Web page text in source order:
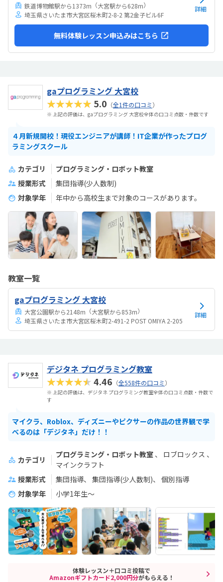
鉄道博物館駅から1373m （大宮駅から628m）
埼玉県さいたま市大宮区桜木町2-8-2 第2金子ビル6F
詳細
無料体験レッスン申込みはこちら
gaプログラミング 大宮校
★★★★★ 5.0 （全1件の口コミ）
※ 上記の評価は、gaプログラミング 大宮校全体の口コミ点数・件数です
４月新規開校！現役エンジニアが講師！IT企業が作ったプログ
ラミングスクール
カテゴリ
プログラミング・ロボット教室
授業形式
集団指導(少人数制)
対象学年
年中から高校生まで対象のコースがあります。
教室一覧
gaプログラミング 大宮校
大宮公園駅から2148m （大宮駅から853m）
埼玉県さいたま市大宮区桜木町2-491-2 POST OMIYA 2-205
詳細
デジタネ プログラミング教室
★★★★★4.46 （全558件の口コミ）
※ 上記の評価は、デジタネ プログラミング教室全体の口コミ点数・件数で
す
マイクラ、Roblox、ディズニーやピクサーの作品の世界観で学
べるのは「デジタネ」だけ！！
カテゴリ
プログラミング・ロボット教室
ロブロックス
マインクラフト
授業形式
集団指導 集団指導(少人数制)
個別指導
対象学年
小学1年生～
体験レッスン＋口コミ投稿で
Amazonギフトカード2,000円分がもらえる！